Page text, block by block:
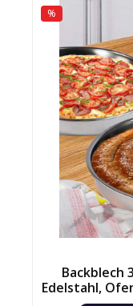
%
Backblech 3er-
Edelstahl,